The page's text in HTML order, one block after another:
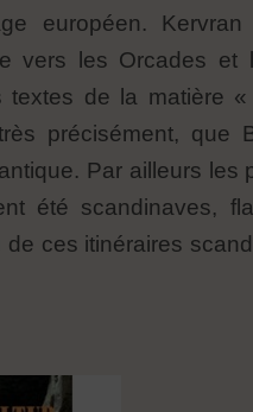
européen.
vers les Orcades et
textes de la matière
précisément, que
Par ailleurs
été scandinaves,
ces itinéraires